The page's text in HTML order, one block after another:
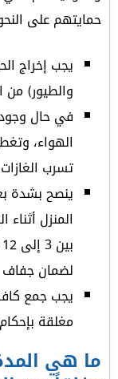
حمايتهم على
يجب إخراج
والطيور) من
في حال
الهواء،
تسرب
ينصح بشدة
المنزل
لضمان جفاف
يجب جمع
مغلقة
ما هي